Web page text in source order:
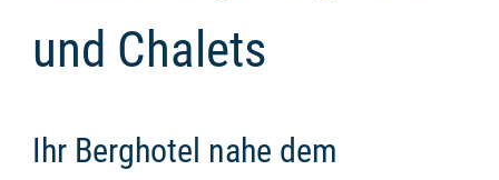
und Chalets
Ihr Berghotel nahe dem